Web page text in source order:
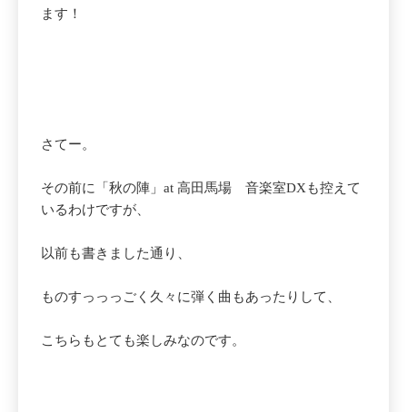
ます！
さてー。
その前に「秋の陣」at 高田馬場 音楽室DXも控えて
いるわけですが、
以前も書きました通り、
ものすっっっごく久々に弾く曲もあったりして、
こちらもとても楽しみなのです。